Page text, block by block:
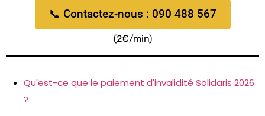
📞 Contactez-nous : 090 488 567
(2€/min)
Qu'est-ce que le paiement d'invalidité Solidaris 2026
?